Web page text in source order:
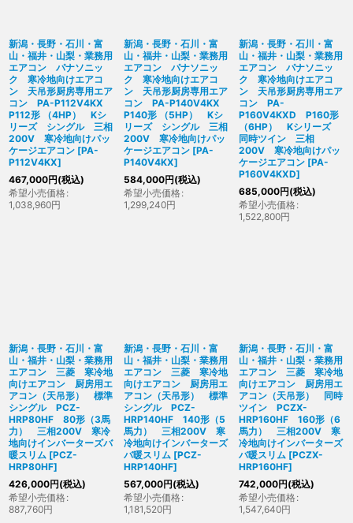
新潟・長野・石川・富
山・福井・山梨・業務用
エアコン パナソニッ
ク 寒冷地向けエアコ
ン 天吊形厨房専用エア
コン PA-P112V4KX
P112形 （4HP） Kシ
リーズ シングル 三相
200V 寒冷地向けパッ
ケージエアコン [PA-
P112V4KX]
467,000円(税込)
希望小売価格 :
1,038,960円
新潟・長野・石川・富
山・福井・山梨・業務用
エアコン パナソニッ
ク 寒冷地向けエアコ
ン 天吊形厨房専用エア
コン PA-P140V4KX
P140形 （5HP） Kシ
リーズ シングル 三相
200V 寒冷地向けパッ
ケージエアコン [PA-
P140V4KX]
584,000円(税込)
希望小売価格 :
1,299,240円
新潟・長野・石川・富
山・福井・山梨・業務用
エアコン パナソニッ
ク 寒冷地向けエアコ
ン 天吊形厨房専用エア
コン PA-
P160V4KXD P160形
（6HP） Kシリーズ
同時ツイン 三相
200V 寒冷地向けパッ
ケージエアコン [PA-
P160V4KXD]
685,000円(税込)
希望小売価格 :
1,522,800円
新潟・長野・石川・富
山・福井・山梨・業務用
エアコン 三菱 寒冷地
向けエアコン 厨房用エ
アコン（天吊形） 標準
シングル PCZ-
HRP80HF 80形（3馬
力） 三相200V 寒冷
地向けインバーターズバ
暖スリム [PCZ-
HRP80HF]
426,000円(税込)
希望小売価格 :
887,760円
新潟・長野・石川・富
山・福井・山梨・業務用
エアコン 三菱 寒冷地
向けエアコン 厨房用エ
アコン（天吊形） 標準
シングル PCZ-
HRP140HF 140形（5
馬力） 三相200V 寒
冷地向けインバーターズ
バ暖スリム [PCZ-
HRP140HF]
567,000円(税込)
希望小売価格 :
1,181,520円
新潟・長野・石川・富
山・福井・山梨・業務用
エアコン 三菱 寒冷地
向けエアコン 厨房用エ
アコン（天吊形） 同時
ツイン PCZX-
HRP160HF 160形（6
馬力） 三相200V 寒
冷地向けインバーターズ
バ暖スリム [PCZX-
HRP160HF]
742,000円(税込)
希望小売価格 :
1,547,640円